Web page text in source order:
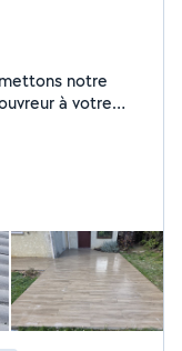
notre
à votre
des
ancestral et
votre entière
pas à nous
ravis de vous
priorité